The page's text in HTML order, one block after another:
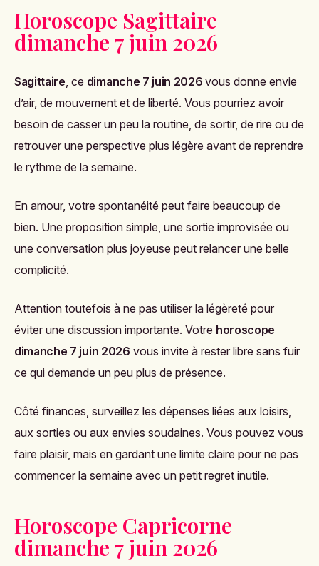
Horoscope Sagittaire
dimanche 7 juin 2026
Sagittaire, ce dimanche 7 juin 2026 vous donne envie
d’air, de mouvement et de liberté. Vous pourriez avoir
besoin de casser un peu la routine, de sortir, de rire ou de
retrouver une perspective plus légère avant de reprendre
le rythme de la semaine.
En amour, votre spontanéité peut faire beaucoup de
bien. Une proposition simple, une sortie improvisée ou
une conversation plus joyeuse peut relancer une belle
complicité.
Attention toutefois à ne pas utiliser la légèreté pour
éviter une discussion importante. Votre horoscope
dimanche 7 juin 2026 vous invite à rester libre sans fuir
ce qui demande un peu plus de présence.
Côté finances, surveillez les dépenses liées aux loisirs,
aux sorties ou aux envies soudaines. Vous pouvez vous
faire plaisir, mais en gardant une limite claire pour ne pas
commencer la semaine avec un petit regret inutile.
Horoscope Capricorne
dimanche 7 juin 2026